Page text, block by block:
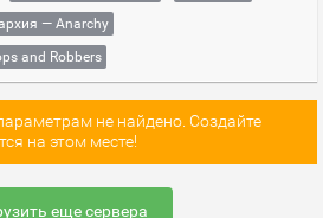
— Anarchy
and Robbers
не найдено. Создайте
на этом месте!
еще сервера